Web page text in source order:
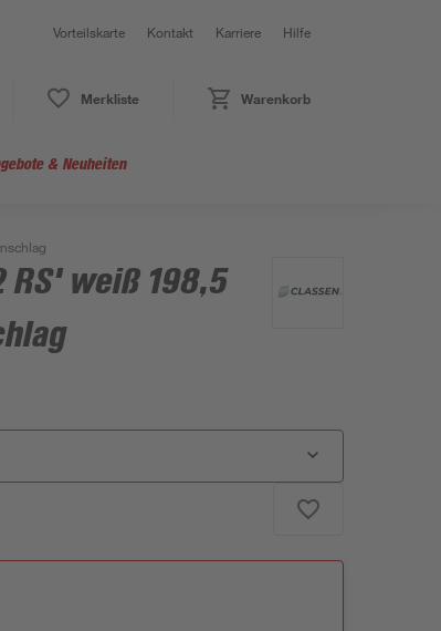
Vorteilskarte Kontakt Karriere Hilfe
Merkliste Warenkorb
& Neuheiten
weiß 198,5